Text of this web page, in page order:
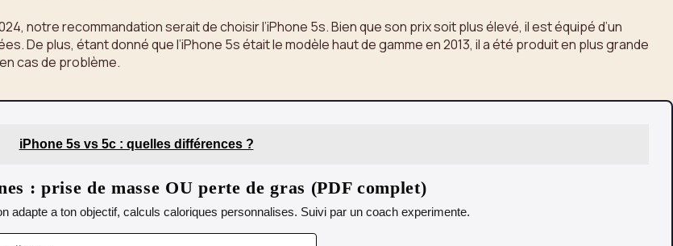
notre recommandation serait de choisir l’iPhone 5s. Bien que son prix soit plus élevé, il est équipé d’un
De plus, étant donné que l’iPhone 5s était le modèle haut de gamme en 2013, il a été produit en plus grande
cas de problème.
iPhone 5s vs 5c : quelles différences ?
: prise de masse OU perte de gras (PDF complet)
adapte a ton objectif, calculs caloriques personnalises. Suivi par un coach experimente.